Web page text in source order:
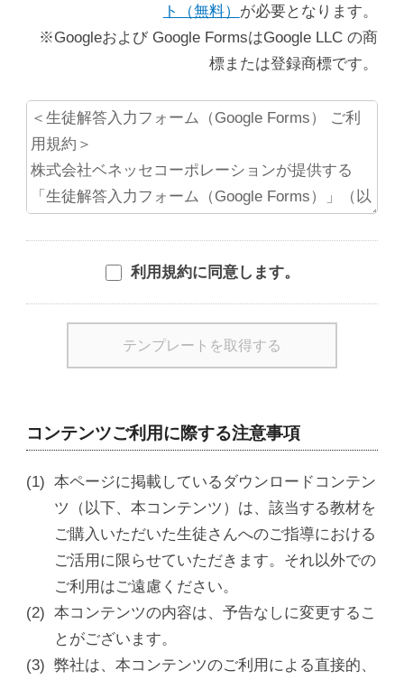
ト（無料） が必要となります。
※Googleおよび Google FormsはGoogle LLC の商
標または登録商標です。
利用規約に同意します。
コンテンツご利用に際する注意事項
本ページに掲載しているダウンロードコンテン
ツ（以下、本コンテンツ）は、該当する教材を
ご購入いただいた生徒さんへのご指導における
ご活用に限らせていただきます。それ以外での
ご利用はご遠慮ください。
本コンテンツの内容は、予告なしに変更するこ
とがございます。
弊社は、本コンテンツのご利用による直接的、